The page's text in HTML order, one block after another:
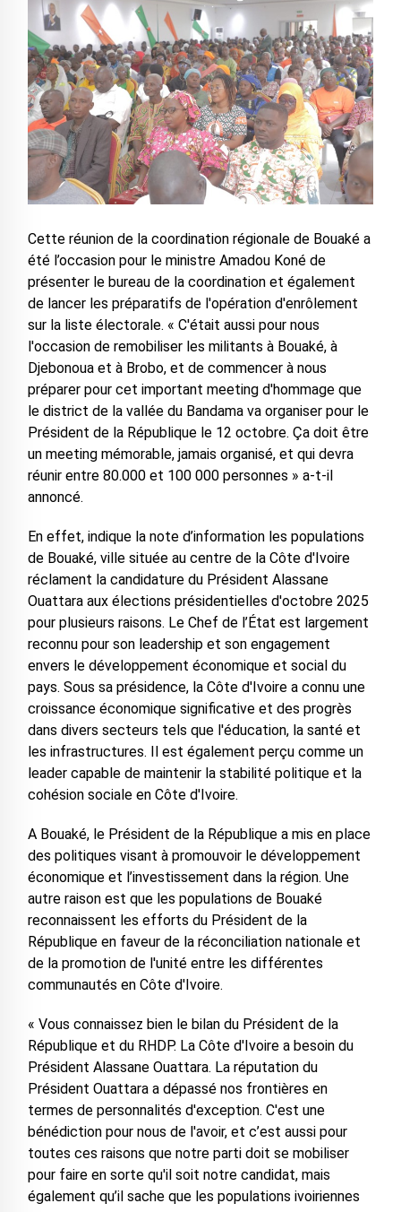
Cette réunion de la coordination régionale de Bouaké a
été l’occasion pour le ministre Amadou Koné de
présenter le bureau de la coordination et également
de lancer les préparatifs de l'opération d'enrôlement
sur la liste électorale. « C'était aussi pour nous
l'occasion de remobiliser les militants à Bouaké, à
Djebonoua et à Brobo, et de commencer à nous
préparer pour cet important meeting d'hommage que
le district de la vallée du Bandama va organiser pour le
Président de la République le 12 octobre. Ça doit être
un meeting mémorable, jamais organisé, et qui devra
réunir entre 80.000 et 100 000 personnes » a-t-il
annoncé.
En effet, indique la note d’information les populations
de Bouaké, ville située au centre de la Côte d'Ivoire
réclament la candidature du Président Alassane
Ouattara aux élections présidentielles d'octobre 2025
pour plusieurs raisons. Le Chef de l’État est largement
reconnu pour son leadership et son engagement
envers le développement économique et social du
pays. Sous sa présidence, la Côte d'Ivoire a connu une
croissance économique significative et des progrès
dans divers secteurs tels que l'éducation, la santé et
les infrastructures. Il est également perçu comme un
leader capable de maintenir la stabilité politique et la
cohésion sociale en Côte d'Ivoire.
A Bouaké, le Président de la République a mis en place
des politiques visant à promouvoir le développement
économique et l’investissement dans la région. Une
autre raison est que les populations de Bouaké
reconnaissent les efforts du Président de la
République en faveur de la réconciliation nationale et
de la promotion de l'unité entre les différentes
communautés en Côte d'Ivoire.
« Vous connaissez bien le bilan du Président de la
République et du RHDP. La Côte d'Ivoire a besoin du
Président Alassane Ouattara. La réputation du
Président Ouattara a dépassé nos frontières en
termes de personnalités d'exception. C'est une
bénédiction pour nous de l'avoir, et c’est aussi pour
toutes ces raisons que notre parti doit se mobiliser
pour faire en sorte qu'il soit notre candidat, mais
également qu’il sache que les populations ivoiriennes